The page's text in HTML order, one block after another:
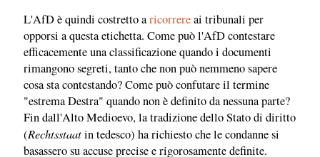
L'AfD è quindi costretto aricorrereai tribunali per
opporsi a questa etichetta. Come può l'AfD contestare
efficacemente una classificazione quando i documenti
rimangono segreti, tanto che non può nemmeno sapere
cosa sta contestando? Come può confutare il termine
"estrema Destra" quando non è definito da nessuna parte?
Fin dall'Alto Medioevo, la tradizione dello Stato di diritto
(Rechtsstaatin tedesco) ha richiesto che le condanne si
basassero su accuse precise e rigorosamente definite.